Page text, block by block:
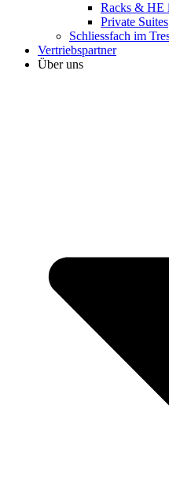
Racks & HE
Private Suites
Schliessfach im
Vertriebspartner
Über uns